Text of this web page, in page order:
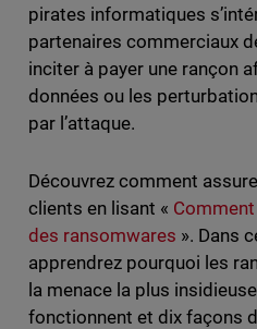
pirates informatiques
partenaires commerciaux
inciter à payer une rançon
données ou les
par l’attaque.
Découvrez comment
clients en lisant «
des ransomwares ». Dans
apprendrez pourquoi les
la menace la plus
fonctionnent et dix façons